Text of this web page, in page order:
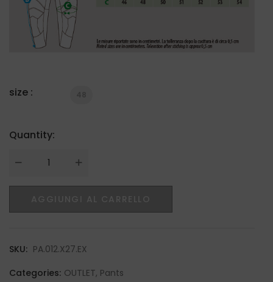
size :
Quantity:
Quantity
SKU: PA.012.X27.EX
Categories: OUTLET, Pants